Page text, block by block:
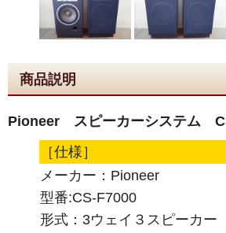
商品説明
Pioneer スピーカーシステム
［仕様］
メーカー：Pioneer
型番:CS-F7000
形式：3ウェイ３スピーカー